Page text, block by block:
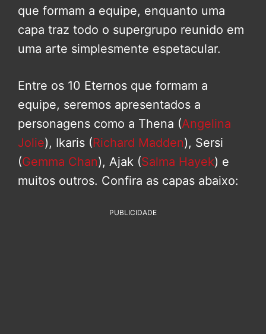
que formam a equipe, enquanto uma
capa traz todo o supergrupo reunido em
uma arte simplesmente espetacular.
Entre os 10 Eternos que formam a
equipe, seremos apresentados a
personagens como a Thena (Angelina
Jolie), Ikaris (Richard Madden), Sersi
(Gemma Chan), Ajak (Salma Hayek) e
muitos outros. Confira as capas abaixo:
PUBLICIDADE